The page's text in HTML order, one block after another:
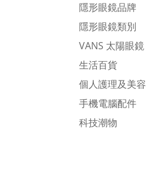
隱形眼鏡品牌
隱形眼鏡類別
VANS 太陽眼鏡
生活百貨
個人護理及美容
手機電腦配件
科技潮物